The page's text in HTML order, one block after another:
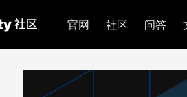
官网 社区 问答